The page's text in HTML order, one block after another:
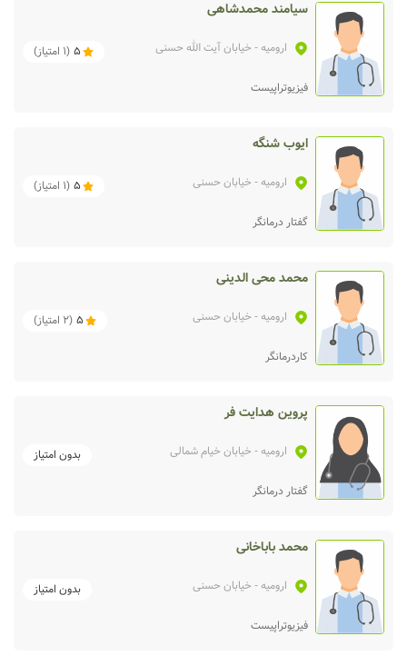
سیامند محمدشاهی
ارومیه- خیابان آیت الله حسنی 5
(
1 امتیاز)
فیزیوتراپیست
ایوب شنگه
ارومیه- خیابان حسنی 5
(
1 امتیاز)
گفتار درمانگر
محمد محی الدینی
ارومیه- خیابان حسنی 5
(
2 امتیاز)
کاردرمانگر
پروین هدایت فر
ارومیه- خیابان خیام شمالی بدون امتیاز
گفتار درمانگر
محمد باباخانی
ارومیه- خیابان حسنی بدون امتیاز
فیزیوتراپیست